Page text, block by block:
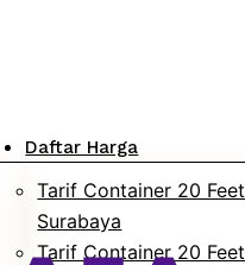
Daftar Harga
Tarif Container 20 Feet
Surabaya
Tarif Container 20 Feet